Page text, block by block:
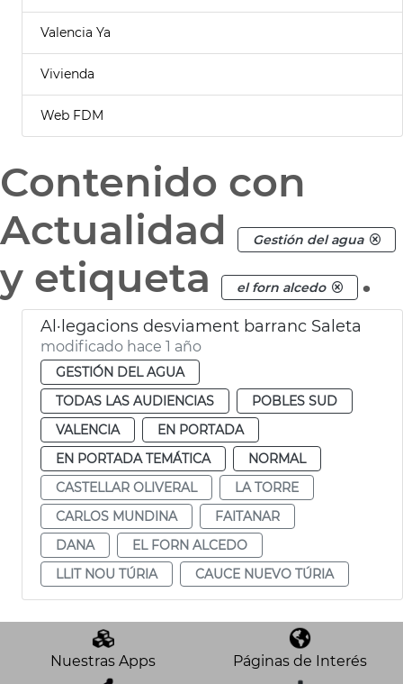
Valencia Ya
Vivienda
Web FDM
Contenido con
Actualidad
Gestión del agua
y etiqueta el forn alcedo .
Al·legacions desviament barranc Saleta
modificado hace 1 año
GESTIÓN DEL AGUA
TODAS LAS AUDIENCIAS
POBLES SUD
VALENCIA
EN PORTADA
EN PORTADA TEMÁTICA
NORMAL
CASTELLAR OLIVERAL
LA TORRE
CARLOS MUNDINA
FAITANAR
DANA
EL FORN ALCEDO
LLIT NOU TÚRIA
CAUCE NUEVO TÚRIA
Nuestras Apps Páginas de Interés